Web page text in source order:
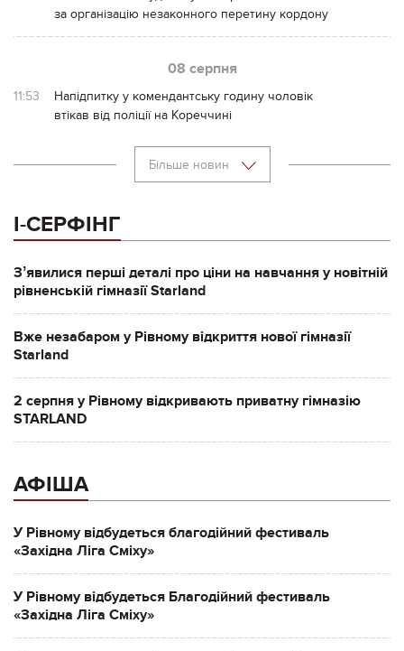
за організацію незаконного перетину кордону
08 серпня
11:53
Напідпитку у комендантську годину чоловік
втікав від поліції на Кореччині
Більше новин
І-СЕРФІНГ
Зʼявилися перші деталі про ціни на навчання у новітній
рівненській гімназії Starland
Вже незабаром у Рівному відкриття нової гімназії
Starland
2 серпня у Рівному відкривають приватну гімназію
STARLAND
АФІША
У Рівному відбудеться благодійний фестиваль
«Західна Ліга Сміху»
У Рівному відбудеться Благодійний фестиваль
«Західна Ліга Сміху»